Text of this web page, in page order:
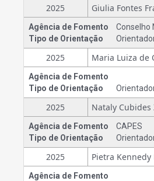
2025 Giulia Fontes
Agência de Fomento
Conselho
Tipo de Orientação
2025 Maria Luiza de
Agência de Fomento
Tipo de Orientação
2025 Nataly Cubides
Agência de Fomento
CAPES
Tipo de Orientação
2025 Pietra Kennedy
Agência de Fomento